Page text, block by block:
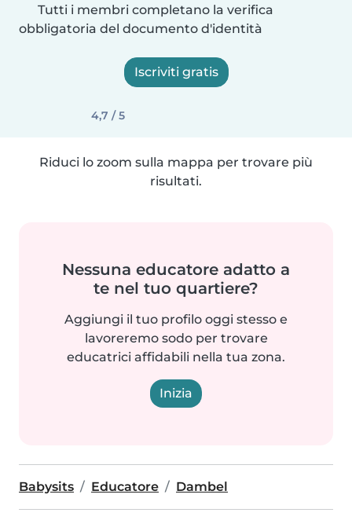
Tutti i membri completano la verifica
obbligatoria del documento d'identità
Iscriviti gratis
4,7 / 5
Riduci lo zoom sulla mappa per trovare più
risultati.
Nessuna educatore adatto a
te nel tuo quartiere?
Aggiungi il tuo profilo oggi stesso e
lavoreremo sodo per trovare
educatrici affidabili nella tua zona.
Inizia
Babysits Educatore Dambel